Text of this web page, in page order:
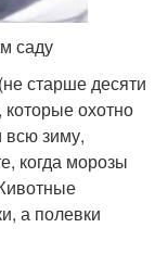
саду
старше десяти
охотно
всю зиму,
когда морозы
а полевки